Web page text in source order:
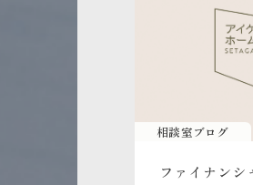
相談室ブログ
ファイナンシ